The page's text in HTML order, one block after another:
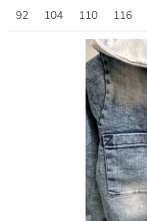
92 104 110 116